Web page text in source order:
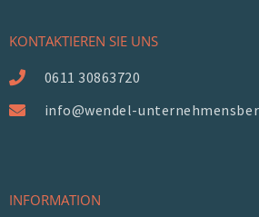
KONTAKTIEREN SIE UNS
0611 30863720
info@wendel-
INFORMATION